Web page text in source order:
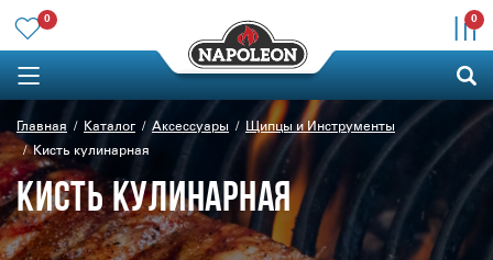
0 0
Главная Каталог Аксессуары
Щипцы и Инструменты
Кисть кулинарная
КИСТЬ КУЛИНАРНАЯ